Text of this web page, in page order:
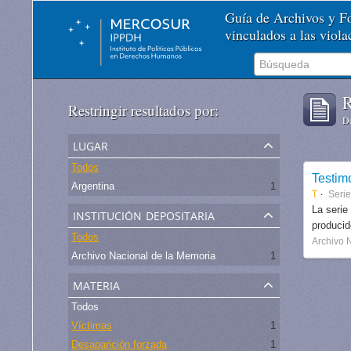
Guía de Archivos y
vinculados a las
Restringir resultados por:
lugar
Todos
Argentina
1
institución depositaria
Todos
Archivo Nacional de la Memoria
1
materia
Todos
Víctimas
1
Desaparición forzada
1
T Serie
La
Archivo